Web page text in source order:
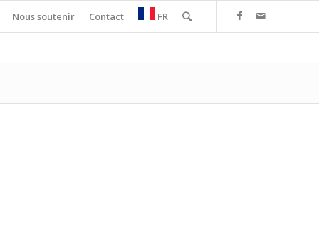
Nous soutenir Contact FR